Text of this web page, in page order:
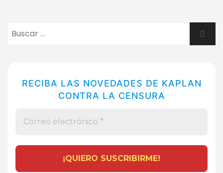
RECIBA LAS NOVEDADES DE KAPLAN
CONTRA LA CENSURA